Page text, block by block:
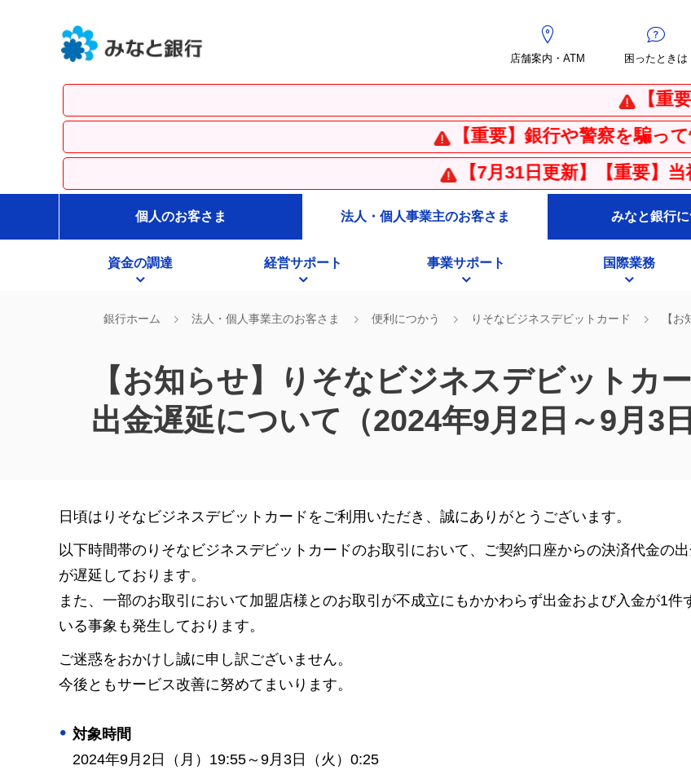
店舗案内・ATM 困ったときは
【重要】イ
【重要】銀行や警察を騙って情報を入
【7月31日更新】【重要】当社および
個人のお客さま 法人・個人事業主のお客さま みなと銀行
資金の調達 経営サポート 事業サポート 国際業務
銀行ホーム 法人・個人事業主のお客さま 便利につかう りそなビジネスデビットカード
【
【お知らせ】りそなビジネスデビットカ
出金遅延について（2024年9月2日～9月3日
日頃はりそなビジネスデビットカードをご利用いただき、誠にありがとうございます。
以下時間帯のりそなビジネスデビットカードのお取引において、ご契約口座からの決済代金の
が遅延しております。
また、一部のお取引において加盟店様とのお取引が不成立にもかかわらず出金および入金が1件
いる事象も発生しております。
ご迷惑をおかけし誠に申し訳ございません。
今後ともサービス改善に努めてまいります。
対象時間
2024年9月2日（月）19:55～9月3日（火）0:25